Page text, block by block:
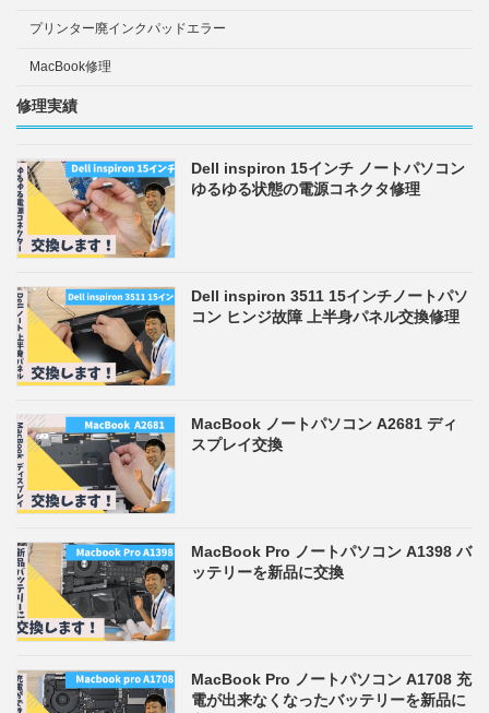
プリンター廃インクパッドエラー
MacBook修理
修理実績
Dell inspiron 15インチ ノートパソコン
ゆるゆる状態の電源コネクタ修理
Dell inspiron 3511 15インチノートパソ
コン ヒンジ故障 上半身パネル交換修理
MacBook ノートパソコン A2681 ディ
スプレイ交換
MacBook Pro ノートパソコン A1398 バ
ッテリーを新品に交換
MacBook Pro ノートパソコン A1708 充
電が出来なくなったバッテリーを新品に